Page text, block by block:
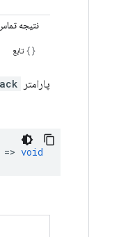
نتیجه
تابع
پارامتر
=> void